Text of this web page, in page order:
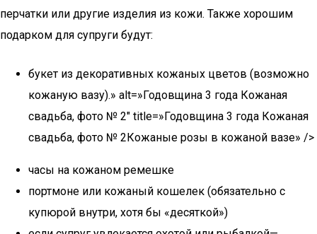
перчатки или другие изделия из кожи. Также хорошим
подарком для супруги будут:
букет из декоративных кожаных цветов (возможно
кожаную вазу).» alt=»Годовщина 3 года Кожаная
свадьба, фото № 2″ title=»Годовщина 3 года Кожаная
свадьба, фото № 2Кожаные розы в кожаной вазе» />
часы на кожаном ремешке
портмоне или кожаный кошелек (обязательно с
купюрой внутри, хотя бы «десяткой»)